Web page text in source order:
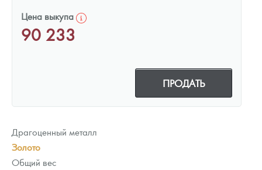
Цена выкупа
90 233
ПРОДАТЬ
Драгоценный металл
Золото
Общий вес